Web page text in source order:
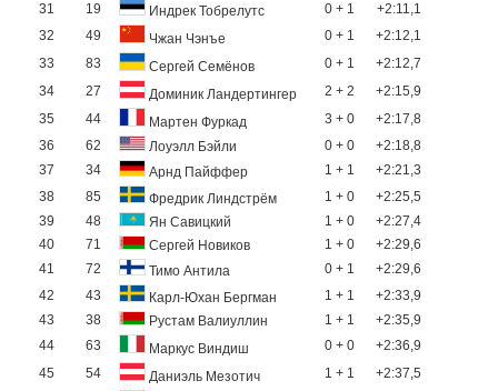
31
19 Индрек Тобрелутс 0 + 1
+2:11,1
32
49 Чжан Чэнъе 0 + 1
+2:12,1
33
83 Сергей Семёнов 0 + 1
+2:12,7
34
27 Доминик Ландертингер 2 + 2
+2:15,9
35
44 Мартен Фуркад 3 + 0
+2:17,8
36
62 Лоуэлл Бэйли 0 + 0
+2:18,8
37
34 Арнд Пайффер 1 + 1
+2:21,3
38
85 Фредрик Линдстрём 1 + 0
+2:25,5
39
48 Ян Савицкий 1 + 0
+2:27,4
40
71 Сергей Новиков 1 + 0
+2:29,6
41
72 Тимо Антила 0 + 1
+2:29,6
42
43 Карл-Юхан Бергман 1 + 1
+2:33,9
43
38 Рустам Валиуллин 1 + 1
+2:35,9
44
63 Маркус Виндиш 0 + 0
+2:36,9
45
54 Даниэль Мезотич 1 + 1
+2:37,5